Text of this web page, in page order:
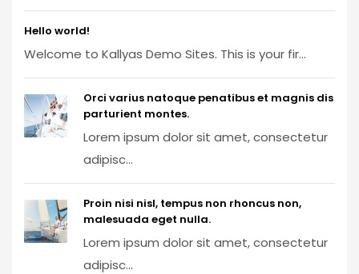
Hello world!
Welcome to Kallyas Demo Sites. This is your fir...
Orci varius natoque penatibus et magnis dis
parturient montes.
Lorem ipsum dolor sit amet, consectetur
adipisc...
Proin nisi nisl, tempus non rhoncus non,
malesuada eget nulla.
Lorem ipsum dolor sit amet, consectetur
adipisc...